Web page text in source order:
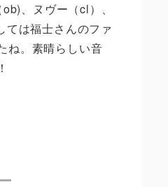
、ヌヴー（cl）、
ては福士さんのファ
ね。素晴らしい音